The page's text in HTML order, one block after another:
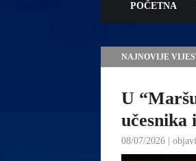
POČETNA
NAJNOVIJE
U
učesnika
08/07/2026 |